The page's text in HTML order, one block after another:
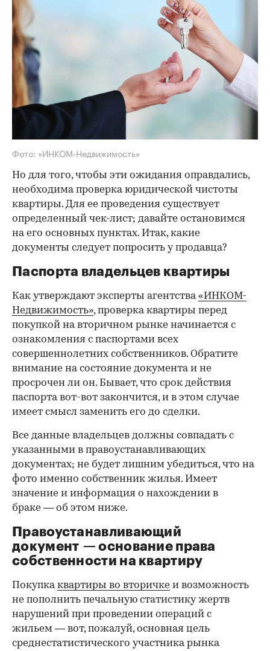
Фото: «ИНКОМ-Недвижимость»
Но для того, чтобы эти ожидания оправдались,
необходима проверка юридической чистоты
квартиры. Для ее проведения существует
определенный чек-лист; давайте остановимся
на его основных пунктах. Итак, какие
документы следует попросить у продавца?
Паспорта владельцев квартиры
Как утверждают эксперты агентства«ИНКОМ-
Недвижимость», проверка квартиры перед
покупкой на вторичном рынке начинается с
ознакомления с паспортами всех
совершеннолетних собственников. Обратите
внимание на состояние документа и не
просрочен ли он. Бывает, что срок действия
паспорта вот-вот закончится, и в этом случае
имеет смысл заменить его до сделки.
00:00 / 00:00
Все данные владельцев должны совпадать с
указанными в правоустанавливающих
документах; не будет лишним убедиться, что на
фото именно собственник жилья. Имеет
значение и информация о нахождении в
браке — об этом ниже.
Правоустанавливающий
документ — основание права
собственности на квартиру
Покупкаквартиры во вторичке и возможность
не пополнить печальную статистику жертв
нарушений при проведении операций с
жильем — вот, пожалуй, основная цель
среднестатистического участника рынка